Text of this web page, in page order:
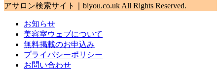
アサロン検索サイト｜biyou.co.uk All Rights Reserved.
お知らせ
美容室ウェブについて
無料掲載のお申込み
プライバシーポリシー
お問い合わせ